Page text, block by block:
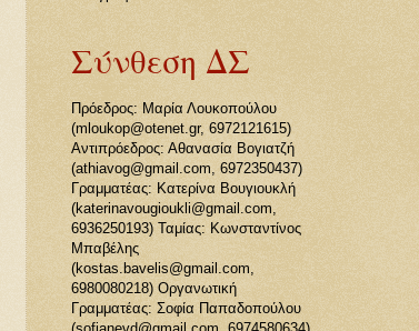
Σύνθεση ΔΣ
Πρόεδρος: Μαρία Λουκοπούλου
(mloukop@otenet.gr, 6972121615)
Αντιπρόεδρος: Αθανασία Βογιατζή
(athiavog@gmail.com, 6972350437)
Γραμματέας: Κατερίνα Βουγιουκλή
(katerinavougioukli@gmail.com,
6936250193) Ταμίας: Κωνσταντίνος
Μπαβέλης
(kostas.bavelis@gmail.com,
6980080218) Οργανωτική
Γραμματέας: Σοφία Παπαδοπούλου